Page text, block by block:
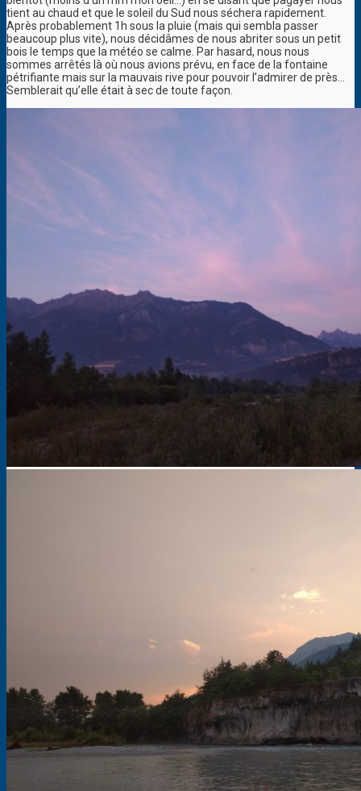
tient au chaud et que le soleil du Sud nous séchera rapidement.
Après probablement 1h sous la pluie (mais qui sembla passer
beaucoup plus vite), nous décidâmes de nous abriter sous un petit
bois le temps que la météo se calme. Par hasard, nous nous
sommes arrêtés là où nous avions prévu, en face de la fontaine
pétrifiante mais sur la mauvais rive pour pouvoir l’admirer de près…
Semblerait qu’elle était à sec de toute façon.